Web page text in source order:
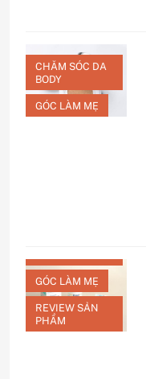
CHĂM SÓC DA
BODY
GÓC LÀM MẸ
GÓC LÀM MẸ
REVIEW SẢN
PHẨM